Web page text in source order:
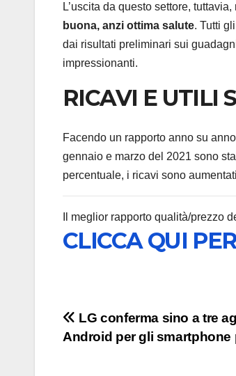
L’uscita da questo settore,
buona, anzi ottima salute. Tutti
dai risultati preliminari sui
impressionanti.
RICAVI E UTILI
Facendo un rapporto anno su
gennaio e marzo del 2021 sono
percentuale, i ricavi sono
Il meglior rapporto qualità/prezzo
CLICCA QUI
Navigazione
articoli
LG conferma sino a tre
Android per gli smartphone